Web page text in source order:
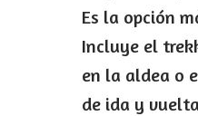
Es la opción
Incluye el
en la aldea o
de ida y